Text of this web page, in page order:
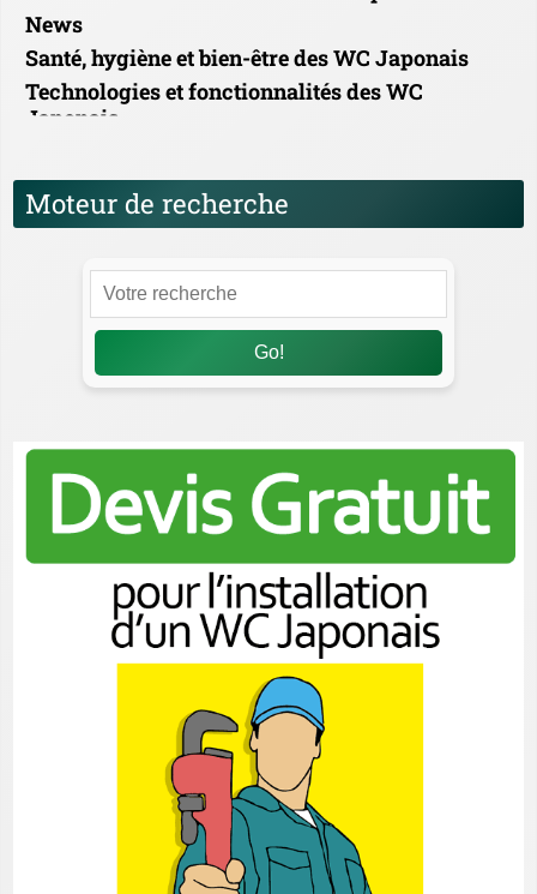
News
Santé, hygiène et bien-être des WC Japonais
Technologies et fonctionnalités des WC
Japonais
Moteur de recherche
Go!